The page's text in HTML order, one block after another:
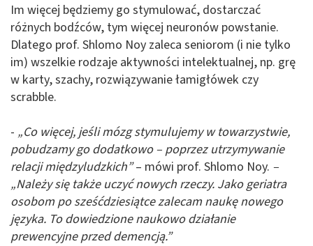
Im więcej będziemy go stymulować, dostarczać
różnych bodźców, tym więcej neuronów powstanie.
Dlatego prof. Shlomo Noy zaleca seniorom (i nie tylko
im) wszelkie rodzaje aktywności intelektualnej, np. grę
w karty, szachy, rozwiązywanie łamigłówek czy
scrabble.
- „Co więcej, jeśli mózg stymulujemy w towarzystwie,
pobudzamy go dodatkowo – poprzez utrzymywanie
relacji międzyludzkich”– mówi prof. Shlomo Noy. –
„Należy się także uczyć nowych rzeczy. Jako geriatra
osobom po sześćdziesiątce zalecam naukę nowego
języka. To dowiedzione naukowo działanie
prewencyjne przed demencją.”